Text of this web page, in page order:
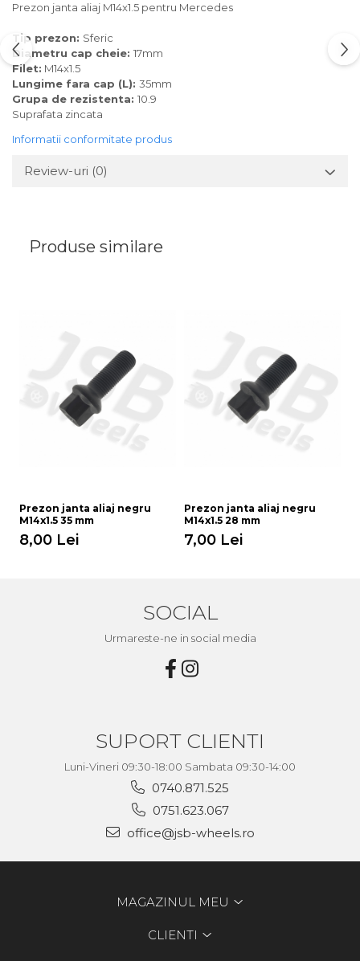
Prezon janta aliaj M14x1.5 pentru Mercedes
Tip prezon: Sferic
Diametru cap cheie: 17mm
Filet: M14x1.5
Lungime fara cap (L): 35mm
Grupa de rezistenta: 10.9
Suprafata zincata
Informatii conformitate produs
Review-uri (0)
Produse similare
Prezon janta aliaj negru
M14x1.5 35 mm
8,00 Lei
Prezon janta aliaj negru
M14x1.5 28 mm
7,00 Lei
SOCIAL
Urmareste-ne in social media
SUPORT CLIENTI
Luni-Vineri 09:30-18:00 Sambata 09:30-14:00
0740.871.525
0751.623.067
office@jsb-wheels.ro
MAGAZINUL MEU
CLIENTI